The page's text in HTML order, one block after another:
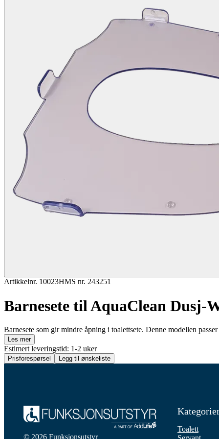
Artikkelnr. 10023HMS nr. 243251
Barnesete til AquaClean Dusj-
Barnesete som gir mindre åpning i toalettsete. Denne modellen
Les mer
Estimert leveringstid: 1-2 uker
Prisforespørsel Legg til ønskeliste
© 2026 Funksjonsutstyr
Toalett